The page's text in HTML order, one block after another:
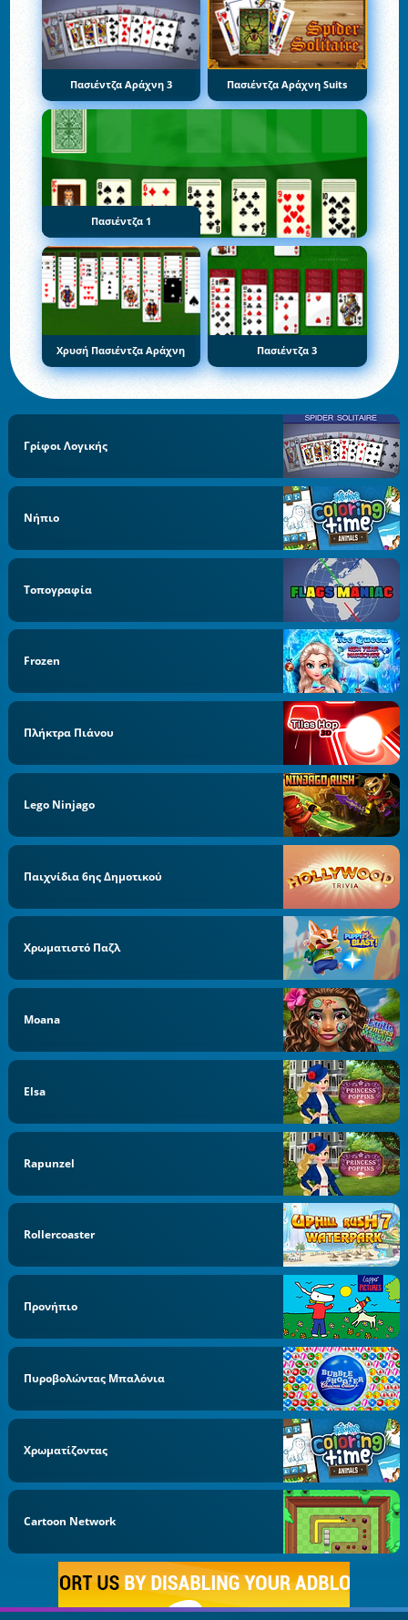
Πασιέντζα Αράχνη 3 Πασιέντζα Αράχνη Suits
Πασιέντζα 1
Χρυσή Πασιέντζα Αράχνη Πασιέντζα 3
Γρίφοι Λογικής
Νήπιο
Τοπογραφία
Frozen
Πλήκτρα Πιάνου
Lego Ninjago
Παιχνίδια 6ης Δημοτικού
Χρωματιστό Παζλ
Moana
Elsa
Rapunzel
Rollercoaster
Προνήπιo
Πυροβολώντας Μπαλόνια
Χρωματίζοντας
Cartoon Network